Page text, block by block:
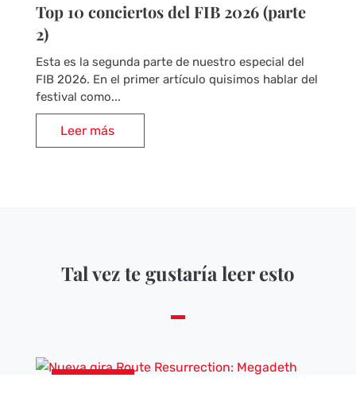
Top 10 conciertos del FIB 2026 (parte
2)
Esta es la segunda parte de nuestro especial del
FIB 2026. En el primer artículo quisimos hablar del
festival como...
Leer más
Tal vez te gustaría leer esto